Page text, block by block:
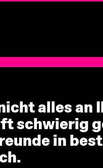
alles an
schwierig
in